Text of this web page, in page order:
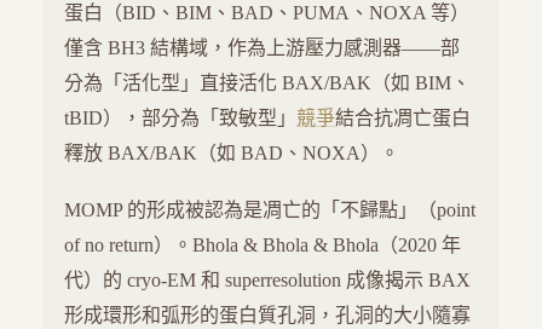
蛋白（BID、BIM、BAD、PUMA、NOXA 等）
僅含 BH3 結構域，作為上游壓力感測器——部
分為「活化型」直接活化 BAX/BAK（如 BIM、
tBID），部分為「致敏型」 競爭結合抗凋亡蛋白
釋放 BAX/BAK（如 BAD、NOXA）。
MOMP 的形成被認為是凋亡的「不歸點」（point
of no return）。Bhola & Bhola & Bhola（2020 年
代）的 cryo-EM 和 superresolution 成像揭示 BAX
形成環形和弧形的蛋白質孔洞，孔洞的大小隨寡